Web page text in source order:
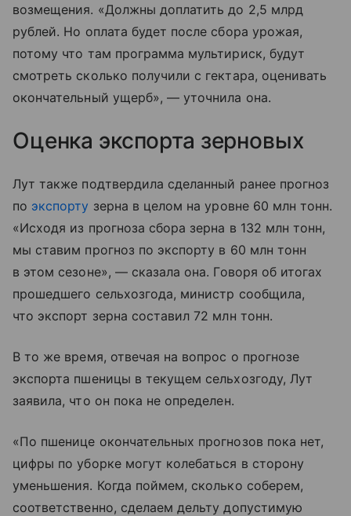
возмещения. «Должны доплатить до 2,5 млрд
рублей. Но оплата будет после сбора урожая,
потому что там программа мультириск, будут
смотреть сколько получили с гектара, оценивать
окончательный ущерб», — уточнила она.
Оценка экспорта зерновых
Лут также подтвердила сделанный ранее прогноз
по экспорту зерна в целом на уровне 60 млн тонн.
«Исходя из прогноза сбора зерна в 132 млн тонн,
мы ставим прогноз по экспорту в 60 млн тонн
в этом сезоне», — сказала она. Говоря об итогах
прошедшего сельхозгода, министр сообщила,
что экспорт зерна составил 72 млн тонн.
В то же время, отвечая на вопрос о прогнозе
экспорта пшеницы в текущем сельхозгоду, Лут
заявила, что он пока не определен.
«По пшенице окончательных прогнозов пока нет,
цифры по уборке могут колебаться в сторону
уменьшения. Когда поймем, сколько соберем,
соответственно, сделаем дельту допустимую